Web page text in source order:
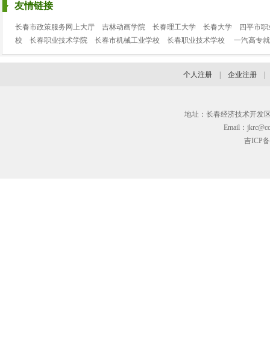
友情链接
长春市政策服务网上大厅 吉林动画学院 长春理工大学 长春大学
四平市
校
长春职业技术学院 长春市机械工业学校 长春职业技术学校 一汽高专
个人注册 企业注册
地址：长春经济技术开发
Email：
吉ICP